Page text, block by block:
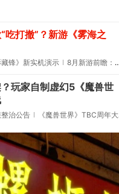
新仙侠5
吃打撤”？新游《雾海之
锋》新实机演示 8月新游前瞻：《诡秘之主》领衔
玩家自制虚幻5《魔兽世
整治公告 《魔兽世界》TBC周年大更：双经典团本回归！